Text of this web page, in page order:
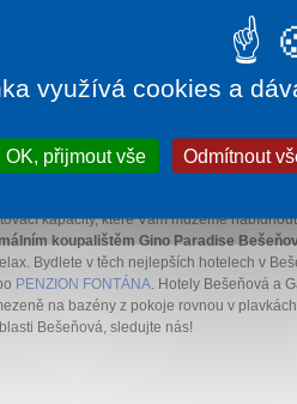
a...
Vyzkoušejte absolutní relax
termální zóny, která je
termálního
kapacity, které Vám můžeme
koupalištěm Gino Paradise
Bydlete v těch nejlepších hotelech v
PENZION FONTÁNA. Hotely Bešeňová a
na bazény z pokoje rovnou v
Bešeňová, sledujte nás!
využívá cookies a
OK, přijmout vše Odmítnout